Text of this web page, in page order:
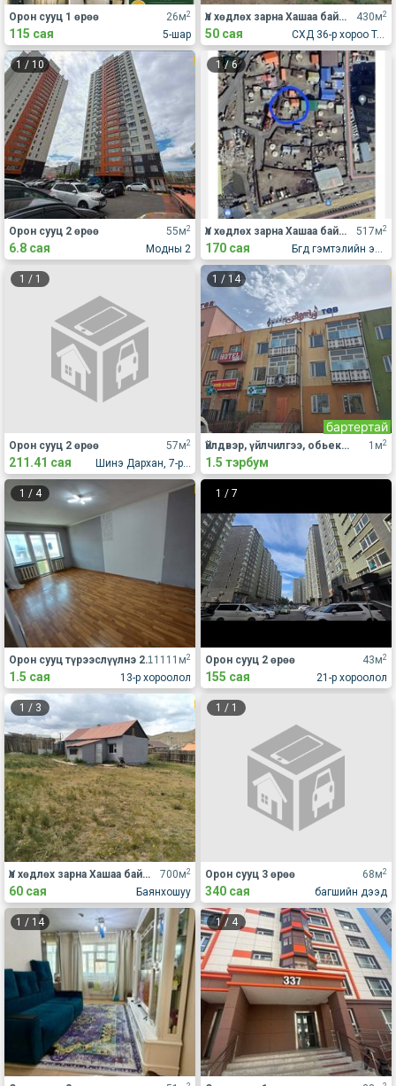
26м2
5-шар
Орон сууц 1 өрөө
115 сая
430м2
СХД 36-р хороо Толгойт алтан овоо
Үл хөдлөх зарна Хашаа байшин
50 сая
1 / 10
55м2
Модны 2
Орон сууц 2 өрөө
6.8 сая
1/6
517м2
Бгд гэмтэлийн эмнлэгийн ард
Үл хөдлөх зарна Хашаа байшин
170 сая
1 / 1
57м2
Шинэ Дархан, 7-р хороолол, Жүр Үр үйлдвэрийн хажууд
Орон сууц 2 өрөө
211.41 сая
1 / 14
бартертай
1м2
Үйлдвэр, үйлчилгээ, обьект Бие даасан объект
1.5 тэрбум
1 / 4
11111м2
13-р хороолол
Орон сууц түрээслүүлнэ 2 өрөө
1.5 сая
1 / 7
43м2
21-р хороолол
Орон сууц 2 өрөө
155 сая
1 / 3
700м2
Баянхошуу
Үл хөдлөх зарна Хашаа байшин
60 сая
1 / 1
68м2
багшийн дээд
Орон сууц 3 өрөө
340 сая
1 / 14 1/ 4